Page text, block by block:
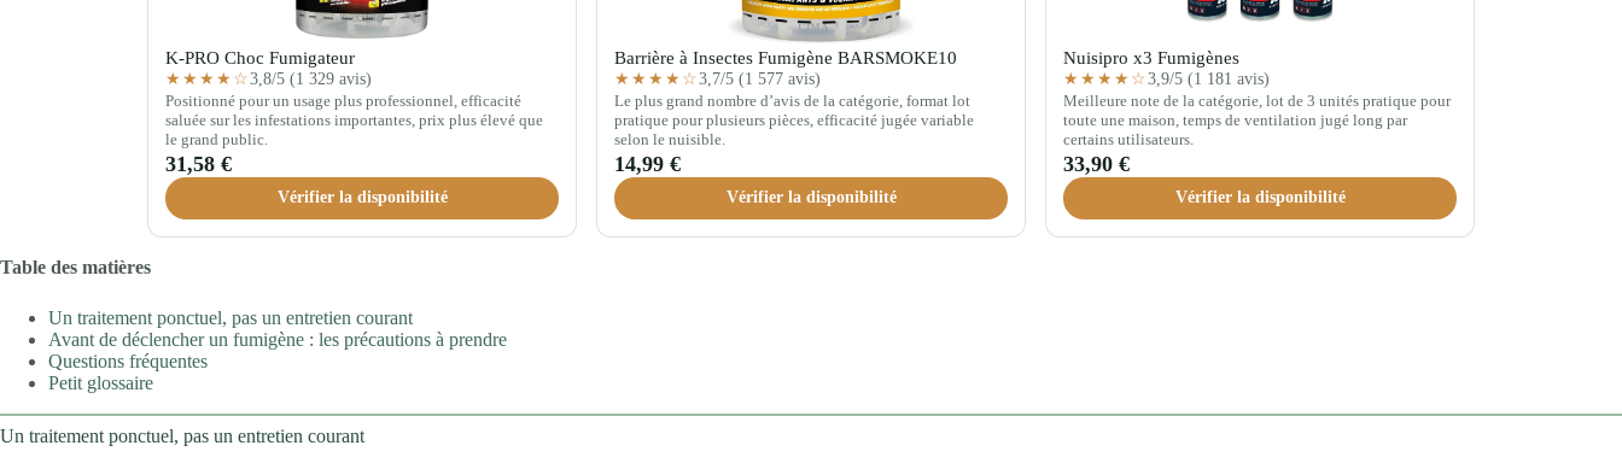
K-PRO Choc Fumigateur
★★★★☆3,8/5 (1 329 avis)
Positionné pour un usage plus professionnel, efficacité
saluée sur les infestations importantes, prix plus élevé que
le grand public.
31,58 €
Vérifier la disponibilité
Barrière à Insectes Fumigène BARSMOKE10
★★★★☆3,7/5 (1 577 avis)
Le plus grand nombre d’avis de la catégorie, format lot
pratique pour plusieurs pièces, efficacité jugée variable
selon le nuisible.
14,99 €
Vérifier la disponibilité
Nuisipro x3 Fumigènes
★★★★☆3,9/5 (1 181 avis)
Meilleure note de la catégorie, lot de 3 unités pratique pour
toute une maison, temps de ventilation jugé long par
certains utilisateurs.
33,90 €
Vérifier la disponibilité
Table des matières
Un traitement ponctuel, pas un entretien courant
Avant de déclencher un fumigène : les précautions à prendre
Questions fréquentes
Petit glossaire
Un traitement ponctuel, pas un entretien courant